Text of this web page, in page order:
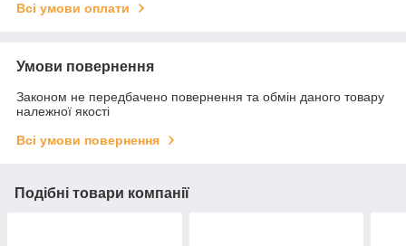
Всі умови оплати
Умови повернення
Законом не передбачено повернення та обмін даного товару
належної якості
Всі умови повернення
Подібні товари компанії